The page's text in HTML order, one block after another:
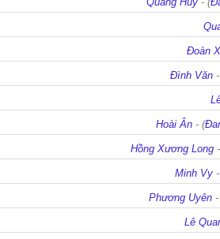
Đoàn
Đình Văn
Hoài Ân - (
Hồng Xương Long
Minh Vy
Phương Uyên
Lê